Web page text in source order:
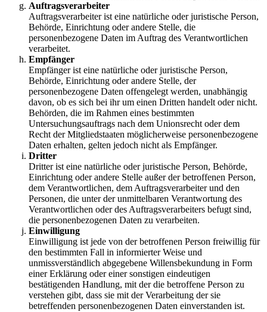
Auftragsverarbeiter
Auftragsverarbeiter ist eine natürliche oder juristische Person,
Behörde, Einrichtung oder andere Stelle, die
personenbezogene Daten im Auftrag des Verantwortlichen
verarbeitet.
Empfänger
Empfänger ist eine natürliche oder juristische Person,
Behörde, Einrichtung oder andere Stelle, der
personenbezogene Daten offengelegt werden, unabhängig
davon, ob es sich bei ihr um einen Dritten handelt oder nicht.
Behörden, die im Rahmen eines bestimmten
Untersuchungsauftrags nach dem Unionsrecht oder dem
Recht der Mitgliedstaaten möglicherweise personenbezogene
Daten erhalten, gelten jedoch nicht als Empfänger.
Dritter
Dritter ist eine natürliche oder juristische Person, Behörde,
Einrichtung oder andere Stelle außer der betroffenen Person,
dem Verantwortlichen, dem Auftragsverarbeiter und den
Personen, die unter der unmittelbaren Verantwortung des
Verantwortlichen oder des Auftragsverarbeiters befugt sind,
die personenbezogenen Daten zu verarbeiten.
Einwilligung
Einwilligung ist jede von der betroffenen Person freiwillig für
den bestimmten Fall in informierter Weise und
unmissverständlich abgegebene Willensbekundung in Form
einer Erklärung oder einer sonstigen eindeutigen
bestätigenden Handlung, mit der die betroffene Person zu
verstehen gibt, dass sie mit der Verarbeitung der sie
betreffenden personenbezogenen Daten einverstanden ist.